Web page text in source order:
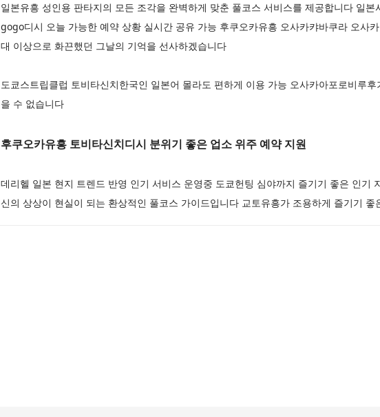
일본유흥 성인용 판타지의 모든 조각을 완벽하게 맞춘 풀코스 서비스를 제공합니다 일
gogo디시 오늘 가능한 예약 상황 실시간 공유 가능 후쿠오카유흥 오사카캬바쿠라 오사
대 이상으로 화끈했던 그날의 기억을 선사하겠습니다
도쿄스트립클럽 토비타신치한국인 일본어 몰라도 편하게 이용 가능 오사카아포로비루
을 수 없습니다
후쿠오카유흥 토비타신치디시 분위기 좋은 업소 위주 예약 지원
데리헬 일본 현지 트렌드 반영 인기 서비스 운영중 도쿄헌팅 심야까지 즐기기 좋은 인기
신의 상상이 현실이 되는 환상적인 풀코스 가이드입니다 교토유흥가 조용하게 즐기기 좋